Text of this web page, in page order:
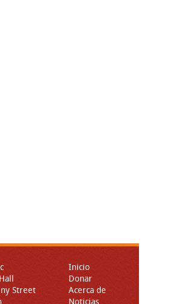
Street
Inicio
Donar
Acerca de
Noticias